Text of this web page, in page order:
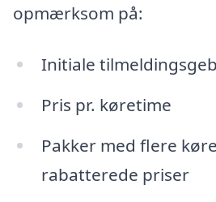
opmærksom på:
Initiale
Pris pr. køretime
Pakker med flere
rabatterede priser